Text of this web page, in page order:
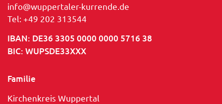
info@wuppertaler-kurrende.de
Tel: +49 202 313544
IBAN: DE36 3305 0000 0000 5716 38
BIC: WUPSDE33XXX
Familie
Kirchenkreis Wuppertal